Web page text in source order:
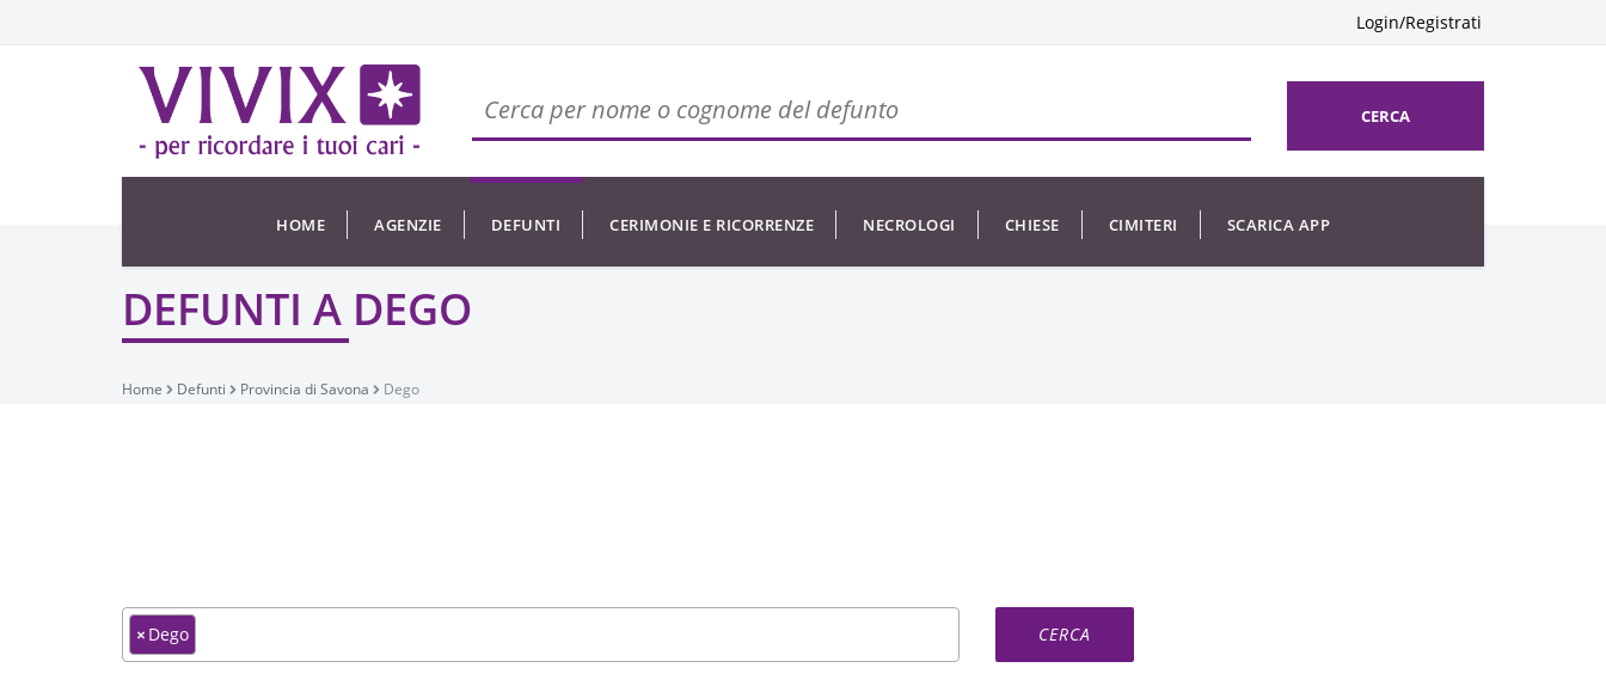
Login/Registrati
CERCA
HOME AGENZIE DEFUNTI CERIMONIE E RICORRENZE NECROLOGI CHIESE CIMITERI SCARICA APP
DEFUNTI A DEGO
Home Defunti Provincia di Savona Dego
× Dego